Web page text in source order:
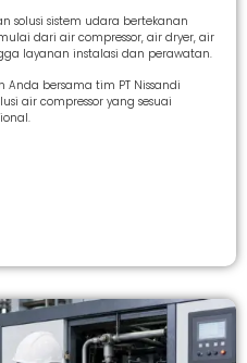
solusi sistem udara bertekanan
dari air compressor, air dryer, air
layanan instalasi dan perawatan.
Anda bersama tim PT Nissandi
air compressor yang sesuai